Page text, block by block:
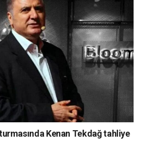
Kenan Tekdağ tahliye